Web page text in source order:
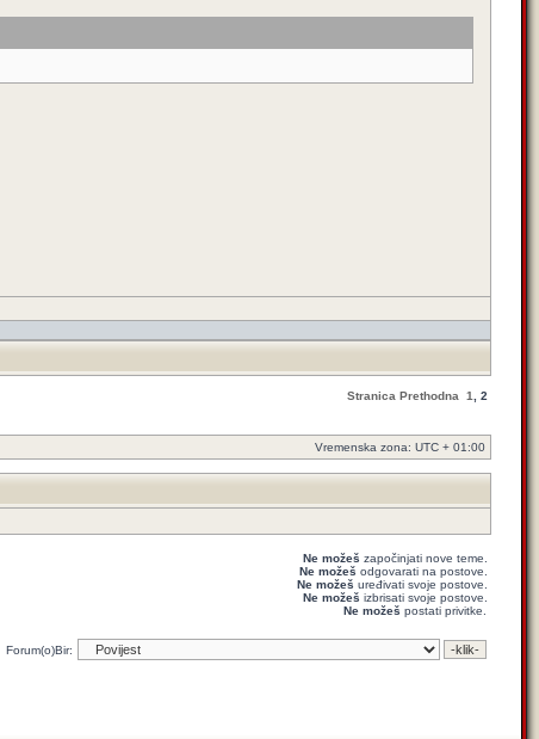
Stranica Prethodna 1 2
Vremenska zona: UTC + 01:00
Ne možeš započinjati nove teme.
Ne možeš odgovarati na postove.
Ne možeš uređivati svoje postove.
Ne možeš izbrisati svoje postove.
Ne možeš postati privitke.
Forum(o)Bir: